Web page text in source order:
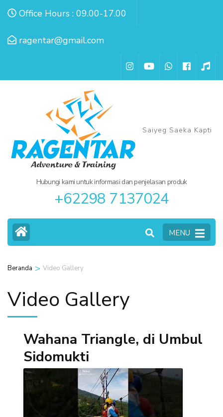
Lompat
konten
Office Hours : 09.00-17.00
ragentar@gmail.com
Saiyeg Saeka Kapti
Hubungi kami untuk informasi dan penjelasan produk
+62298 7137024
MENU
Beranda > Video Gallery
Video Gallery
Wahana Triangle, di Umbul
Sidomukti